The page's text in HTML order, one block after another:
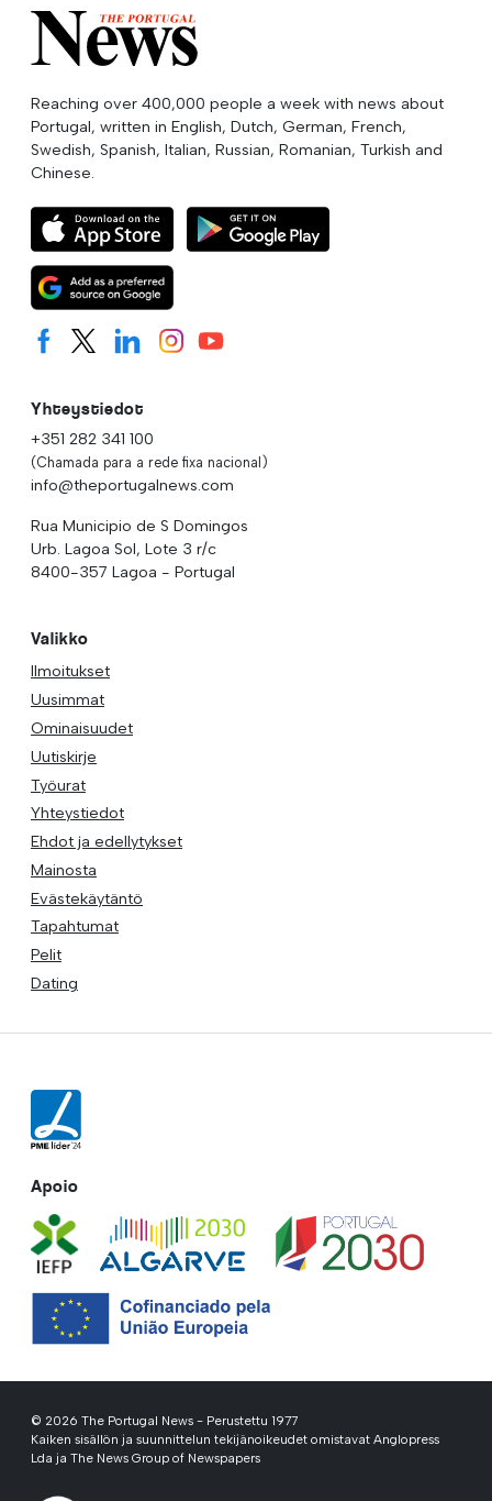
Reaching over 400,000 people a week with news about
Portugal, written in English, Dutch, German, French,
Swedish, Spanish, Italian, Russian, Romanian, Turkish and
Chinese.
Yhteystiedot
+351 282 341 100
(Chamada para a rede fixa nacional)
info@theportugalnews.com
Rua Municipio de S Domingos
Urb. Lagoa Sol, Lote 3 r/c
8400-357 Lagoa - Portugal
Valikko
Ilmoitukset
Uusimmat
Ominaisuudet
Uutiskirje
Työurat
Yhteystiedot
Ehdot ja edellytykset
Mainosta
Evästekäytäntö
Tapahtumat
Pelit
Dating
Apoio
© 2026 The Portugal News - Perustettu 1977
Kaiken sisällön ja suunnittelun tekijänoikeudet omistavat Anglopress
Lda ja The News Group of Newspapers